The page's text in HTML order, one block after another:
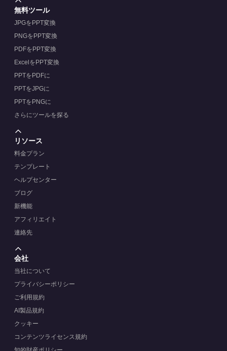
無料ツール
JPGをPPT変換
PNGをPPT変換
PDFをPPT変換
ExcelをPPT変換
PPTをPDFに
PPTをJPGに
PPTをPNGに
さらにツールを探る
リソース
料金プラン
テンプレート
ヘルプセンター
ブログ
新機能
アフィリエイト
連絡先
会社
当社について
プライバシーポリシー
ご利用規約
AI製品規約
クッキー
コンテンツライセンス規約